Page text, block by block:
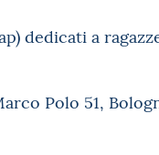
dedicati a
Polo 51,